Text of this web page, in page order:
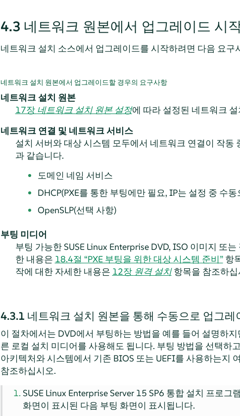
4.3 네트워크 원본에서 업그레이드 시
네트워크 설치 소스에서 업그레이드를 시작하려면 다음 요구
네트워크 설치 원본에서 업그레이드할 경우의 요구사항
네트워크 설치 원본
17장 네트워크 설치 원본 설정에 따라 설정된 네트워크
네트워크 연결 및 네트워크 서비스
설치 서버와 대상 시스템 모두에서 네트워크 연결이 작
과 같습니다.
도메인 네임 서비스
DHCP(PXE를 통한 부팅에만 필요, IP는 설정 중 수
OpenSLP(선택 사항)
부팅 미디어
부팅 가능한 SUSE Linux Enterprise DVD, ISO 이미지 또
한 내용은 18.4절 “PXE 부팅을 위한 대상 시스템 준비”항
작에 대한 자세한 내용은 12장 원격 설치항목을 참조하십
4.3.1 네트워크 설치 원본을 통해 수동으로 업그레
이 절차에서는 DVD에서 부팅하는 방법을 예를 들어 설명하
른 로컬 설치 미디어를 사용해도 됩니다. 부팅 방법을 선택하
아키텍처와 시스템에서 기존 BIOS 또는 UEFI를 사용하는지
참조하십시오.
SUSE Linux Enterprise Server 15 SP6 통합 설치 프로그
화면이 표시된 다음 부팅 화면이 표시됩니다.